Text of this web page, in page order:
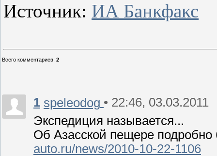
Источник: ИА Банкфакс
Всего комментариев: 2
1 speleodog • 22:46, 03.03.2011
Экспедиция называется...
Об Азасской пещере подробно
auto.ru/news/2010-10-22-1106